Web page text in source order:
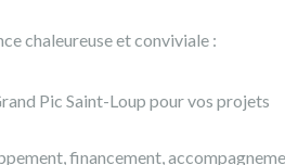
chaleureuse et conviviale :
Pic Saint-Loup pour vos projets
financement,